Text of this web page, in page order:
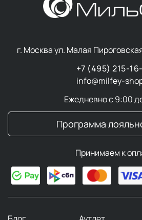
г. Москва ул. Малая
+7 (495) 215-
info@milfey-
Ежедневно с 9:00
Программа
Принимаем к